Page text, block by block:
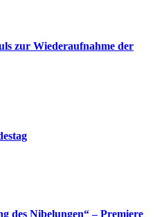
zur Wiederaufnahme der
des Nibelungen“ – Premiere